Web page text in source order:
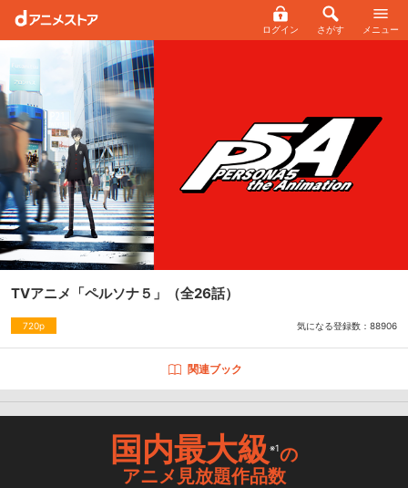
ログイン さがす メニュー
TVアニメ「ペルソナ５」 （全26話）
720p 気になる登録数： 88906
関連ブック
国内最大級※1の
アニメ見放題作品数